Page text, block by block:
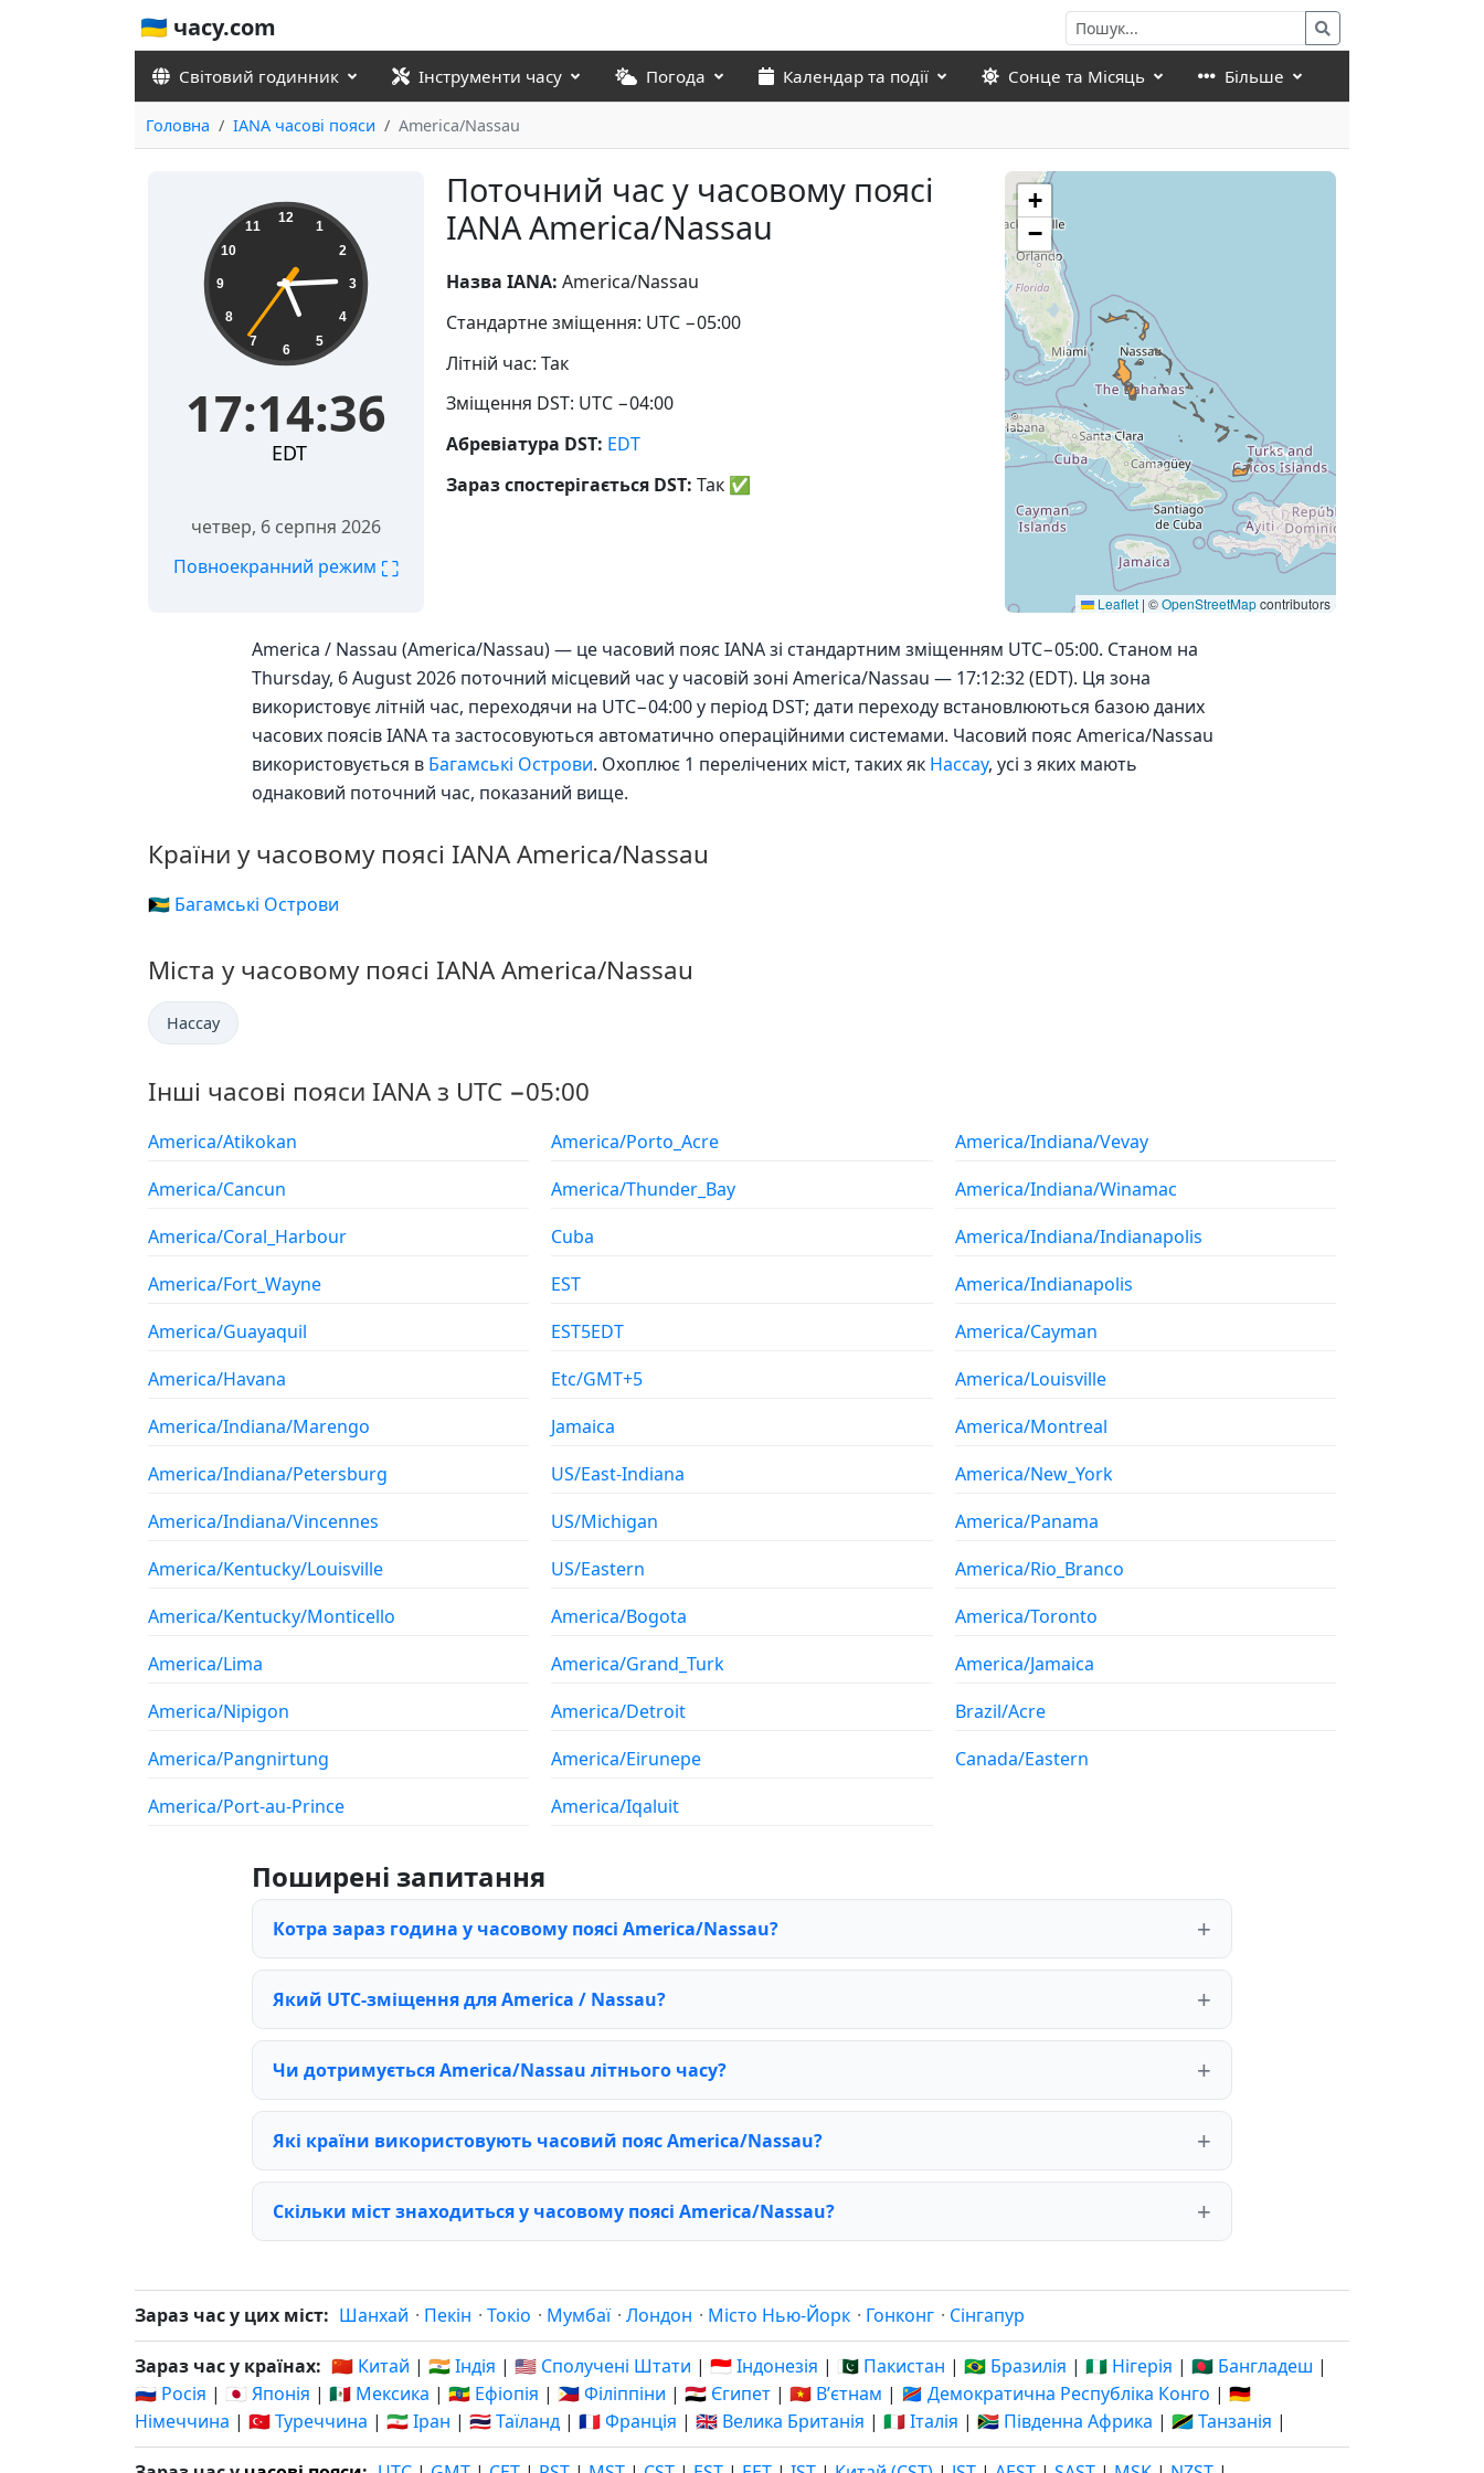
🇺🇦 часу.com
Світовий годинник Інструменти часу Погода Календар та події Сонце та Місяць Більше
Головна IANA часові пояси America/Nassau
Поточний час у часовому поясі
IANA America/Nassau
17:14:37 12
1
2
3
4
5
6
7
8
9
10
11
17:14:37
EDT
четвер, 6 серпня 2026
Повноекранний режим ⛶
Назва IANA: America/Nassau
Стандартне зміщення: UTC −05:00
Літній час: Так
Зміщення DST: UTC −04:00
Абревіатура DST: EDT
Зараз спостерігається DST: Так ✅
+
−
Leaflet | ©OpenStreetMapcontributors
America / Nassau (America/Nassau) — це часовий пояс IANA зі стандартним зміщенням UTC−05:00. Станом на
Thursday, 6 August 2026 поточний місцевий час у часовій зоні America/Nassau — 17:12:32 (EDT). Ця зона
використовує літній час, переходячи на UTC−04:00 у період DST; дати переходу встановлюються базою даних
часових поясів IANA та застосовуються автоматично операційними системами. Часовий пояс America/Nassau
використовується в Багамські Острови. Охоплює 1 перелічених міст, таких як Нассау, усі з яких мають
однаковий поточний час, показаний вище.
Країни у часовому поясі IANA America/Nassau
🇧🇸 Багамські Острови
Міста у часовому поясі IANA America/Nassau
Нассау
Інші часові пояси IANA з UTC −05:00
America/Atikokan
America/Cancun
America/Coral_Harbour
America/Fort_Wayne
America/Guayaquil
America/Havana
America/Indiana/Marengo
America/Indiana/Petersburg
America/Indiana/Vincennes
America/Kentucky/Louisville
America/Kentucky/Monticello
America/Lima
America/Nipigon
America/Pangnirtung
America/Port-au-Prince
America/Porto_Acre
America/Thunder_Bay
Cuba
EST
EST5EDT
Etc/GMT+5
Jamaica
US/East-Indiana
US/Michigan
US/Eastern
America/Bogota
America/Grand_Turk
America/Detroit
America/Eirunepe
America/Iqaluit
America/Indiana/Vevay
America/Indiana/Winamac
America/Indiana/Indianapolis
America/Indianapolis
America/Cayman
America/Louisville
America/Montreal
America/New_York
America/Panama
America/Rio_Branco
America/Toronto
America/Jamaica
Brazil/Acre
Canada/Eastern
Поширені запитання
Котра зараз година у часовому поясі America/Nassau?
Який UTC-зміщення для America / Nassau?
Чи дотримується America/Nassau літнього часу?
Які країни використовують часовий пояс America/Nassau?
Скільки міст знаходиться у часовому поясі America/Nassau?
Зараз час у цих міст: Шанхай · Пекін · Токіо · Мумбаї · Лондон · Місто Нью-Йорк · Гонконг · Сінгапур
Зараз час у країнах: 🇨🇳 Китай | 🇮🇳 Індія | 🇺🇸 Сполучені Штати | 🇮🇩 Індонезія | 🇵🇰 Пакистан | 🇧🇷 Бразилія | 🇳🇬 Нігерія | 🇧🇩 Бангладеш |
🇷🇺 Росія | 🇯🇵 Японія | 🇲🇽 Мексика | 🇪🇹 Ефіопія | 🇵🇭 Філіппіни | 🇪🇬 Єгипет | 🇻🇳 Вʼєтнам | 🇨🇩 Демократична Республіка Конго | 🇩🇪
Німеччина | 🇹🇷 Туреччина | 🇮🇷 Іран | 🇹🇭 Таїланд | 🇫🇷 Франція | 🇬🇧 Велика Британія | 🇮🇹 Італія | 🇿🇦 Південна Африка | 🇹🇿 Танзанія |